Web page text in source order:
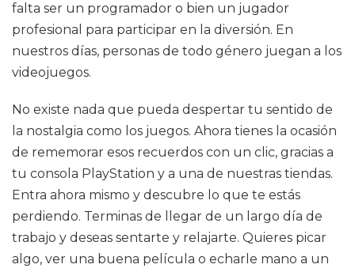
falta ser un programador o bien un jugador
profesional para participar en la diversión. En
nuestros días, personas de todo género juegan a los
videojuegos.
No existe nada que pueda despertar tu sentido de
la nostalgia como los juegos. Ahora tienes la ocasión
de rememorar esos recuerdos con un clic, gracias a
tu consola PlayStation y a una de nuestras tiendas.
Entra ahora mismo y descubre lo que te estás
perdiendo. Terminas de llegar de un largo día de
trabajo y deseas sentarte y relajarte. Quieres picar
algo, ver una buena película o echarle mano a un